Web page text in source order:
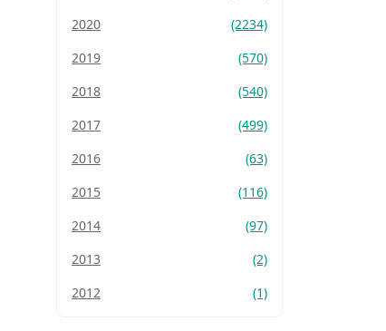
2020
(2234)
2019
(570)
2018
(540)
2017
(499)
2016
(63)
2015
(116)
2014
(97)
2013
(2)
2012
(1)